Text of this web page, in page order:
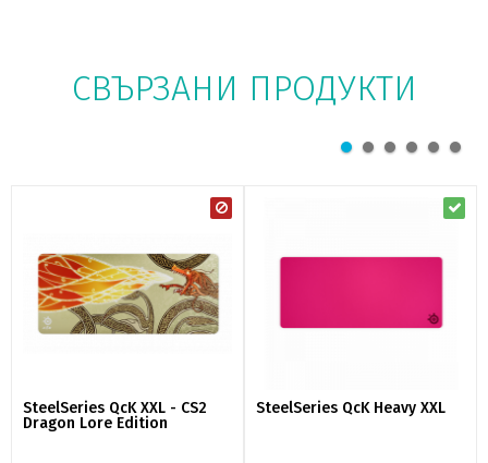
СВЪРЗАНИ ПРОДУКТИ
SteelSeries QcK XXL - CS2
Dragon Lore Edition
SteelSeries QcK Heavy XXL